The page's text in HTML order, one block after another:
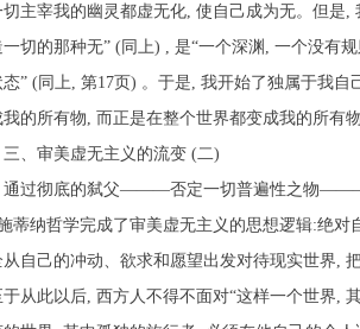
切主宰我的幽灵都虚无化, 使自己成为无。但是,
切的那种无” ( 同上) , 是“一个深渊 , 一个没有
” ( 同上, 第17页) 。于是, 我开始了独属于我自
我的所有物, 而正是在整个世界都变成我的所有
三、审美虚无主义的流变 (二)
通过彻底的弑父———否定一切普遍性之物
蒂纳哲学完成了审美虚无主义的思想逻辑:绝对
从自己的冲动、欲求和愿望出发对待现实世界,
于从此以后, 西方人不得不面对“这样一个世界,